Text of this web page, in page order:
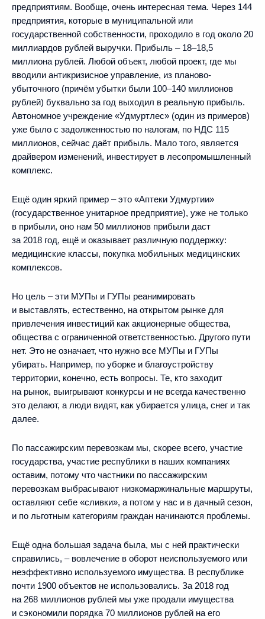
предприятиям. Вообще, очень интересная тема. Через 144
предприятия, которые в муниципальной или
государственной собственности, проходило в год около 20
миллиардов рублей выручки. Прибыль – 18–18,5
миллиона рублей. Любой объект, любой проект, где мы
вводили антикризисное управление, из планово-
убыточного (причём убытки были 100–140 миллионов
рублей) буквально за год выходил в реальную прибыль.
Автономное учреждение «Удмуртлес» (один из примеров)
уже было с задолженностью по налогам, по НДС 115
миллионов, сейчас даёт прибыль. Мало того, является
драйвером изменений, инвестирует в лесопромышленный
комплекс.
Ещё один яркий пример – это «Аптеки Удмуртии»
(государственное унитарное предприятие), уже не только
в прибыли, оно нам 50 миллионов прибыли даст
за 2018 год, ещё и оказывает различную поддержку:
медицинские классы, покупка мобильных медицинских
комплексов.
Но цель – эти МУПы и ГУПы реанимировать
и выставлять, естественно, на открытом рынке для
привлечения инвестиций как акционерные общества,
общества с ограниченной ответственностью. Другого пути
нет. Это не означает, что нужно все МУПы и ГУПы
убирать. Например, по уборке и благоустройству
территории, конечно, есть вопросы. Те, кто заходит
на рынок, выигрывают конкурсы и не всегда качественно
это делают, а люди видят, как убирается улица, снег и так
далее.
По пассажирским перевозкам мы, скорее всего, участие
государства, участие республики в наших компаниях
оставим, потому что частники по пассажирским
перевозкам выбрасывают низкомаржинальные маршруты,
оставляют себе «сливки», а потом у нас и в дачный сезон,
и по льготным категориям граждан начинаются проблемы.
Ещё одна большая задача была, мы с ней практически
справились, – вовлечение в оборот неиспользуемого или
неэффективно используемого имущества. В республике
почти 1900 объектов не использовались. За 2018 год
на 268 миллионов рублей мы уже продали имущества
и сэкономили порядка 70 миллионов рублей на его